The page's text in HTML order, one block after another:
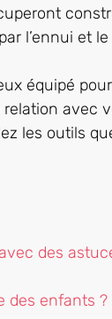
l’ennui et
équipé
avec
les outils
des
des enfants ?